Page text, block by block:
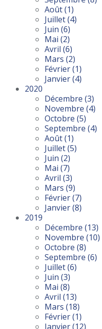
Août(1)
Juillet(4)
Juin (6)
Mai (2)
Avril (6)
Mars (2)
Février(1)
Janvier(4)
2020
Décembre (3)
Novembre (4)
Octobre (5)
Septembre (4)
Août(1)
Juillet(5)
Juin (2)
Mai (7)
Avril (3)
Mars (9)
Février(7)
Janvier(8)
2019
Décembre (13)
Novembre (10)
Octobre (8)
Septembre (6)
Juillet(6)
Juin (3)
Mai (8)
Avril (13)
Mars (18)
Février(1)
Janvier(12)